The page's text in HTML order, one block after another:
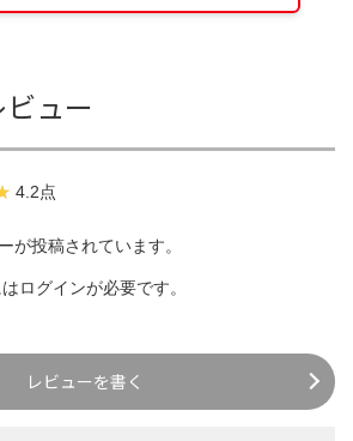
ュー
4.2点
が投稿されています。
ログインが必要です。
レビューを書く